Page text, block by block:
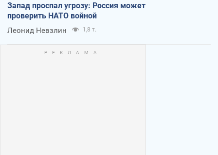
Запад проспал угрозу: Россия может
проверить НАТО войной
Леонид Невзлин 1,8 т.